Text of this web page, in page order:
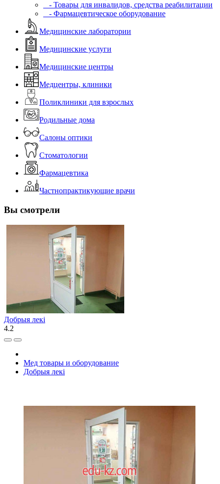
- Товары для инвалидов, средства реабилитации
- Фармацевтическое оборудование
Медицинские лаборатории
Медицинские услуги
Медицинские центры
Медцентры, клиники
Поликлиники для взрослых
Родильные дома
Салоны оптики
Стоматологии
Фармацевтика
Частнопрактикующие врачи
Вы смотрели
Добрыя лекi
4.2
Мед товары и оборудование
Добрыя лекi